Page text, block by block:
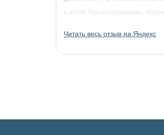
в итоге без «сюрпризов»
украшениями!
Читать весь отзыв на Яндекс